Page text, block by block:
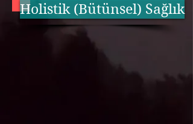
Holistik (Bütünsel) Sağlık